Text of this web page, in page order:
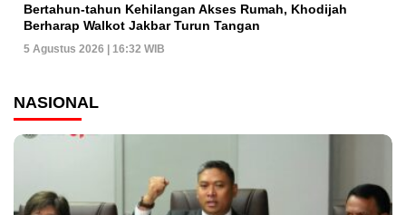
Bertahun-tahun Kehilangan Akses Rumah, Khodijah
Berharap Walkot Jakbar Turun Tangan
5 Agustus 2026 | 16:32 WIB
NASIONAL